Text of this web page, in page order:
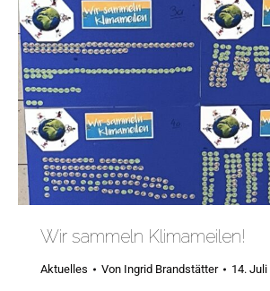
Wir sammeln Klimameilen!
Aktuelles Von Ingrid Brandstätter 14. Juli